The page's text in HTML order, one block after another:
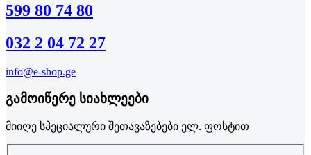
599 80 74 80
032 2 04 72 27
info@e-shop.ge
გამოიწერე სიახლეები
მიიღე სპეციალური შეთავაზებები ელ. ფოსტით